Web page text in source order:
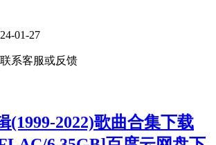
01-27
系客服或反馈
(1999-2022)歌曲合集下载